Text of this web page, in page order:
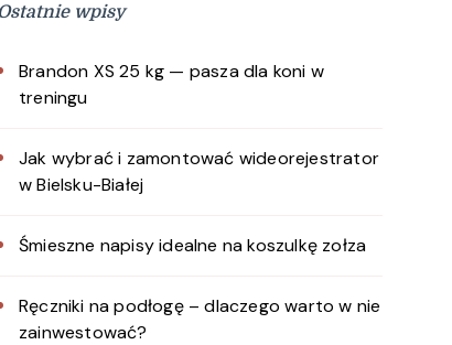
Ostatnie wpisy
Brandon XS 25 kg — pasza dla koni w
treningu
Jak wybrać i zamontować wideorejestrator
w Bielsku-Białej
Śmieszne napisy idealne na koszulkę zołza
Ręczniki na podłogę – dlaczego warto w nie
zainwestować?